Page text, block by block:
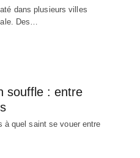
dans plusieurs villes
Des…
souffle : entre
à quel saint se vouer entre